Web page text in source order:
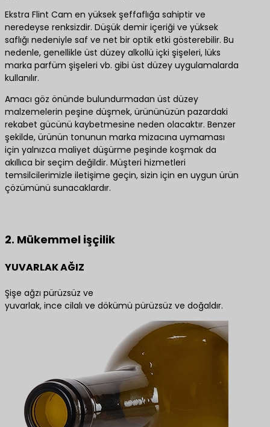
Ekstra Flint Cam en yüksek şeffaflığa sahiptir ve
neredeyse renksizdir. Düşük demir içeriği ve yüksek
saflığı nedeniyle saf ve net bir optik etki gösterebilir. Bu
nedenle, genellikle üst düzey alkollü içki şişeleri, lüks
marka parfüm şişeleri vb. gibi üst düzey uygulamalarda
kullanılır.
Amacı göz önünde bulundurmadan üst düzey
malzemelerin peşine düşmek, ürününüzün pazardaki
rekabet gücünü kaybetmesine neden olacaktır. Benzer
şekilde, ürünün tonunun marka mizacına uymaması
için yalnızca maliyet düşürme peşinde koşmak da
akıllıca bir seçim değildir. Müşteri hizmetleri
temsilcilerimizle iletişime geçin, sizin için en uygun ürün
çözümünü sunacaklardır.
2. Mükemmel işçilik
YUVARLAK AĞIZ
Şişe ağzı pürüzsüz ve
yuvarlak, ince cilalı ve dökümü pürüzsüz ve doğaldır.